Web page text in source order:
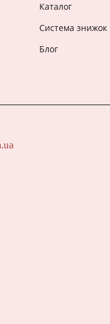
Каталог
Система знижок
Блог